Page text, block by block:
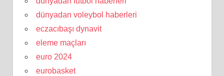
dünyadan voleybol haberleri
eczacıbaşı dynavit
eleme maçları
euro 2024
eurobasket